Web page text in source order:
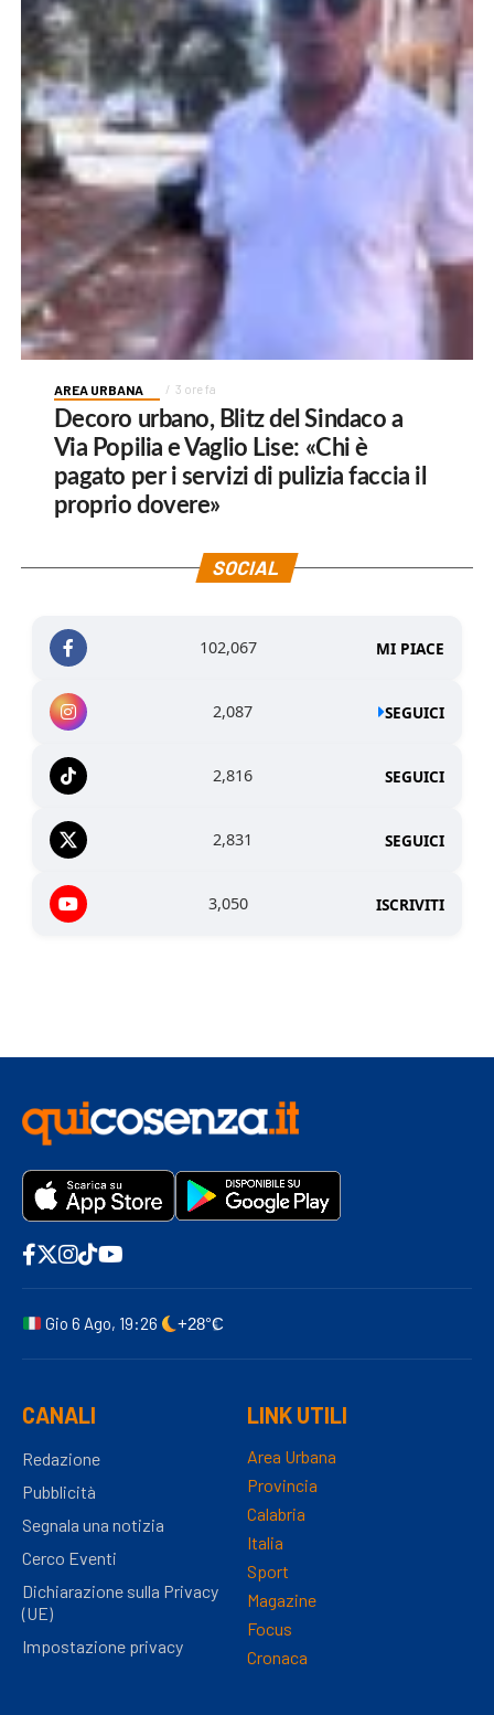
AREA URBANA 3 ore fa
Decoro urbano, Blitz del Sindaco a
Via Popilia e Vaglio Lise: «Chi è
pagato per i servizi di pulizia faccia il
proprio dovere»
SOCIAL
102,067 MI PIACE
2,087 SEGUICI
2,816 SEGUICI
2,831 SEGUICI
3,050 ISCRIVITI
Gio 6 Ago, 19:26 +28°C
CANALI
Redazione
Pubblicità
Segnala una notizia
Cerco Eventi
Dichiarazione sulla Privacy
(UE)
Impostazione privacy
LINK UTILI
Area Urbana
Provincia
Calabria
Italia
Sport
Magazine
Focus
Cronaca